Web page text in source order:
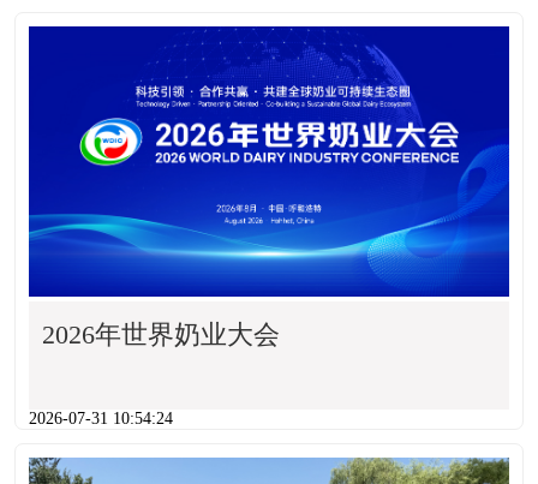
2026年世界奶业大会
2026-07-31 10:54:24